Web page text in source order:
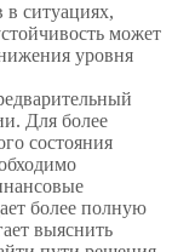
в ситуациях,
может
уровня
Для более
состояния
более полную
выяснить